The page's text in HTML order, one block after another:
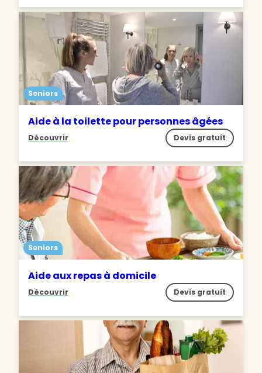
Seniors
Aide à la toilette pour personnes âgées
Découvrir Devis gratuit
Seniors
Aide aux repas à domicile
Découvrir Devis gratuit